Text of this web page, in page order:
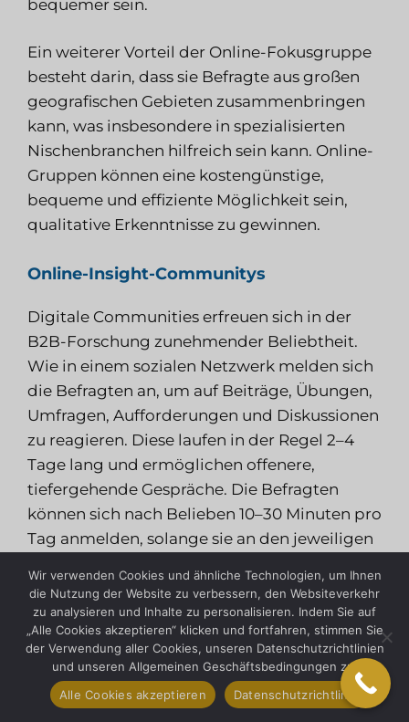
bequemer sein.
Ein weiterer Vorteil der Online-Fokusgruppe
besteht darin, dass sie Befragte aus großen
geografischen Gebieten zusammenbringen
kann, was insbesondere in spezialisierten
Nischenbranchen hilfreich sein kann. Online-
Gruppen können eine kostengünstige,
bequeme und effiziente Möglichkeit sein,
qualitative Erkenntnisse zu gewinnen.
Online-Insight-Communitys
Digitale Communities erfreuen sich in der
B2B-Forschung zunehmender Beliebtheit.
Wie in einem sozialen Netzwerk melden sich
die Befragten an, um auf Beiträge, Übungen,
Umfragen, Aufforderungen und Diskussionen
zu reagieren. Diese laufen in der Regel 2–4
Tage lang und ermöglichen offenere,
tiefergehende Gespräche. Die Befragten
können sich nach Belieben 10–30 Minuten pro
Tag anmelden, solange sie an den jeweiligen
besteht darin, dass diese digitalen
Plattformen weitere Analysen mit
erweiterten Textanalysen, automatisierten
Transkripten und Benutzerstatistiken
ermöglichen, die den qualitativen
Ergebnissen weitere Daten hinzufügen
Wir verwenden Cookies und ähnliche Technologien, um Ihnen
die Nutzung der Website zu verbessern, den Websiteverkehr
zu analysieren und Inhalte zu personalisieren. Indem Sie auf
„Alle Cookies akzeptieren“ klicken und fortfahren, stimmen Sie
der Verwendung aller Cookies, unseren Datenschutzrichtlinien
und unseren Allgemeinen Geschäftsbedingungen zu.
Alle Cookies akzeptieren
Datenschutzrichtlinie